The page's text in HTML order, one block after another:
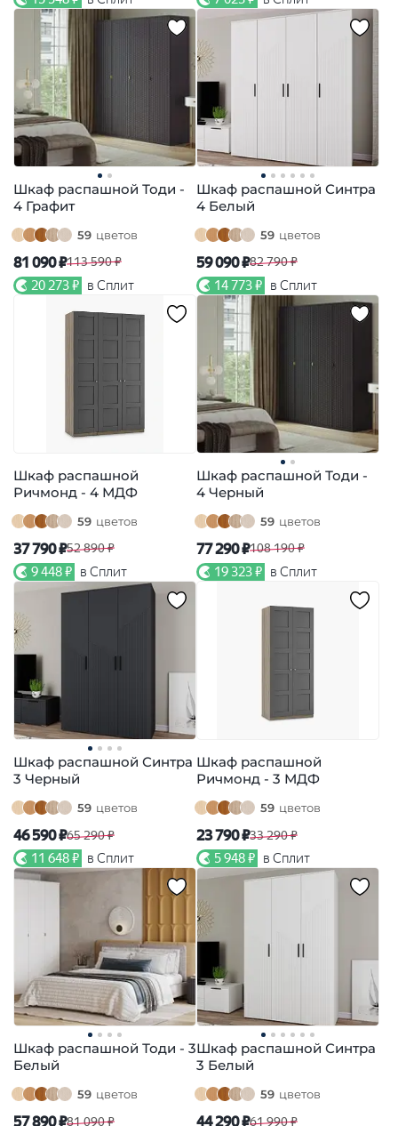
Шкаф распашной Тоди -
4 Графит
59 цветов
81 090 ₽113 590 ₽
20 273 ₽ в Сплит
Шкаф распашной Синтра
4 Белый
59 цветов
59 090 ₽82 790 ₽
14 773 ₽ в Сплит
Шкаф распашной
Ричмонд - 4 МДФ
59 цветов
37 790 ₽52 890 ₽
9 448 ₽ в Сплит
Шкаф распашной Тоди -
4 Черный
59 цветов
77 290 ₽108 190 ₽
19 323 ₽ в Сплит
Шкаф распашной Синтра
3 Черный
59 цветов
46 590 ₽65 290 ₽
11 648 ₽ в Сплит
Шкаф распашной
Ричмонд - 3 МДФ
59 цветов
23 790 ₽33 290 ₽
5 948 ₽ в Сплит
Шкаф распашной Тоди - 3
Белый
59 цветов
57 890 ₽81 090 ₽
Шкаф распашной Синтра
3 Белый
59 цветов
44 290 ₽61 990 ₽